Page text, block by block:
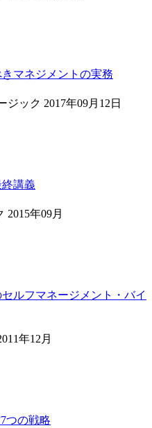
マネジメントの実務
ック 2017年09月12日
講義
2015年09月
ルフマネージメント・バイ
年12月
つの戦略